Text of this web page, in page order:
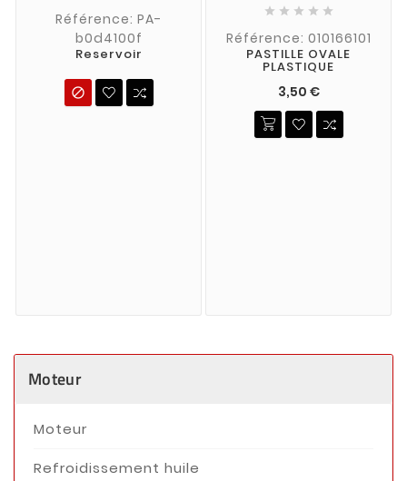
Référence: PA-
b0d4100f
Reservoir

    
Référence: 010166101
PASTILLE OVALE
PLASTIQUE
3,50 €
Moteur
Moteur
Refroidissement huile